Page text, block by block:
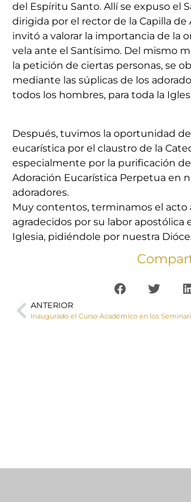
del Espíritu Santo. Allí se expuso el
dirigida por el rector de la Capilla
invitó a valorar la importancia de la
vela ante el Santísimo. Del mismo
la petición de ciertas personas, se
mediante las súplicas de los
todos los hombres, para toda la
Después, tuvimos la oportunidad
eucarística por el claustro de la
especialmente por la purificación
Adoración Eucarística Perpetua en
adoradores.
Muy contentos, terminamos el acto
agradecidos por su labor apostólica
Iglesia, pidiéndole por nuestra
ANTERIOR